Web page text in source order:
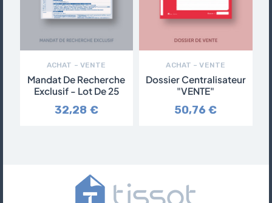
ACHAT – VENTE
Mandat De Recherche
Exclusif - Lot De 25
32,28 €
ACHAT – VENTE
Dossier Centralisateur
"VENTE"
50,76 €